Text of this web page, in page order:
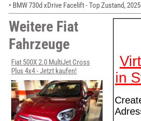
• BMW 730d xDrive Facelift - Top Zustand, 2025
Weitere Fiat
Fahrzeuge
Fiat 500X 2.0 MultiJet Cross
Plus 4x4 - Jetzt kaufen!